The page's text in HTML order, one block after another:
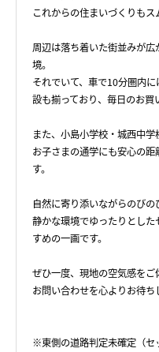
これからの住まいづくりもス
周辺は落ち着いた街並みが
境。
それでいて、車で10分圏内
設も揃っており、毎日のお買
また、小島小学校・城西中学
お子さまの通学にも安心の
す。
自然に寄り添いながらのびの
静かな環境でゆったりとし
すめの一画です。
ぜひ一度、現地の空気感をご
お問い合わせを心よりお待ち
※東側の道路判定未確定（セ